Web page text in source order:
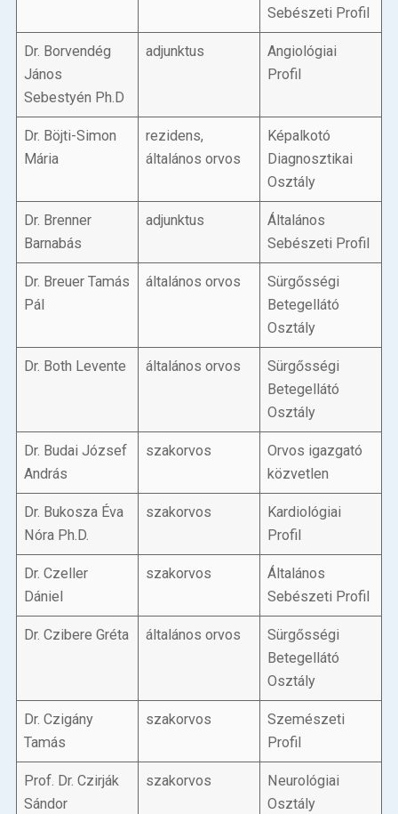
Sebészeti Profil
Dr. Borvendég
János
Sebestyén Ph.D
adjunktus
Angiológiai
Profil
Dr. Böjti-Simon
Mária
rezidens,
általános orvos
Képalkotó
Diagnosztikai
Osztály
Dr. Brenner
Barnabás
adjunktus
Általános
Sebészeti Profil
Dr. Breuer Tamás
Pál
általános orvos
Sürgősségi
Betegellátó
Osztály
Dr. Both Levente általános orvos
Sürgősségi
Betegellátó
Osztály
Dr. Budai József
András
szakorvos
Orvos igazgató
közvetlen
Dr. Bukosza Éva
Nóra Ph.D.
szakorvos
Kardiológiai
Profil
Dr. Czeller
Dániel
szakorvos
Általános
Sebészeti Profil
Dr. Czibere Gréta általános orvos
Sürgősségi
Betegellátó
Osztály
Dr. Czigány
Tamás
szakorvos
Szemészeti
Profil
Prof. Dr. Czirják
Sándor
szakorvos
Neurológiai
Osztály